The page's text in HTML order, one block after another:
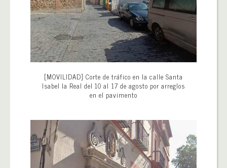
[MOVILIDAD] Corte de tráfico en la calle Santa
Isabel la Real del 10 al 17 de agosto por arreglos
en el pavimento